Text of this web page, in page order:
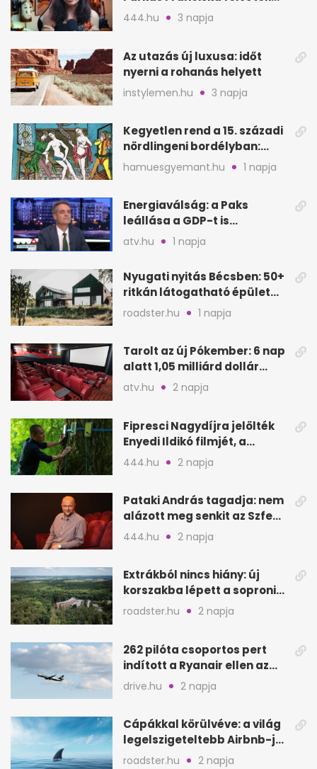
videója után
444.hu 3 napja
Az utazás új luxusa: időt
nyerni a rohanás helyett
instylemen.hu 3 napja
Kegyetlen rend a 15. századi
nördlingeni bordélyban:
verés, éheztetés
hamuesgyemant.hu 1 napja
Energiaválság: a Paks
leállása a GDP-t is
megütheti, int az
Oeconomus
atv.hu 1 napja
Nyugati nyitás Bécsben: 50+
ritkán látogatható épület
nyílik meg
roadster.hu 1 napja
Tarolt az új Pókember: 6 nap
alatt 1,05 milliárd dollár
bevétel
atv.hu 2 napja
Fipresci Nagydíjra jelölték
Enyedi Ildikó filmjét, a
Csendes barátot
444.hu 2 napja
Pataki András tagadja: nem
alázott meg senkit az Szfe
felvételijén
444.hu 2 napja
Extrákból nincs hiány: új
korszakba lépett a soproni
Fagus Hotel
roadster.hu 2 napja
262 pilóta csoportos pert
indított a Ryanair ellen az
Egyesült Királyságban
drive.hu 2 napja
Cápákkal körülvéve: a világ
legelszigeteltebb Airbnb-je
a nyílt tengeren
roadster.hu 2 napja